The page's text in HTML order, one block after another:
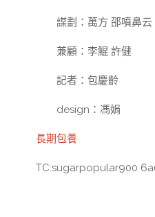
謀劃：萬方 邵噴鼻云
兼顧：李鯤 許健
記者：包慶齡
design：馮娟
長期包養
TC:sugarpopular900